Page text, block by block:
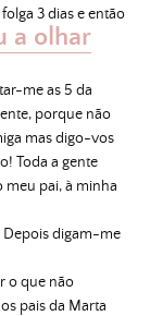
3 dias e então
a olhar
me as 5 da
porque não
mas digo-vos
Toda a gente
meu pai, à minha
Depois digam-me
o que não
pais da Marta